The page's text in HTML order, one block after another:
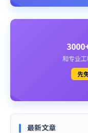
和专业
先
最新文章